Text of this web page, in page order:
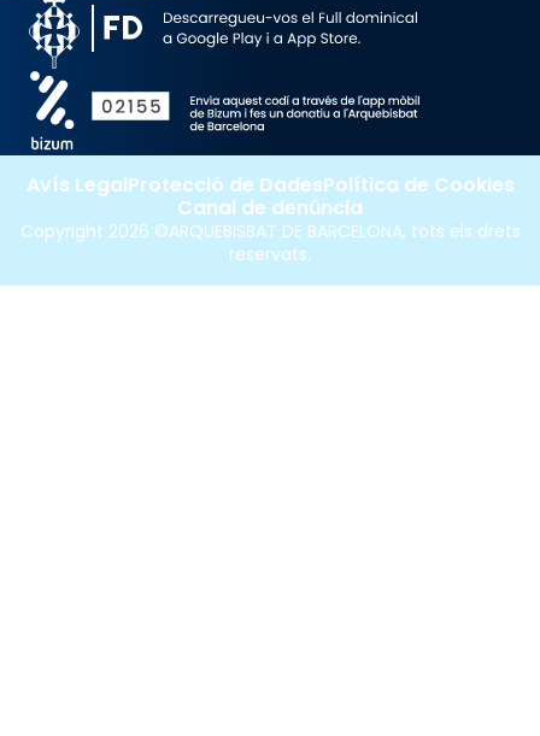
Copyright 2026 ©ARQUEBISBAT DE BARCELONA, tots els drets
reservats.
Avís LegalProtecció de DadesPolítica de Cookies
Canal de denúncia